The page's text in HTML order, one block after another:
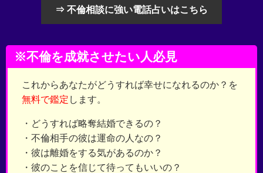
⇒ 不倫相談に強い電話占いはこちら
※不倫を成就させたい人必見
これからあなたがどうすれば幸せになれるのか？を
無料で鑑定 します。
・どうすれば略奪結婚できるの？
・不倫相手の彼は運命の人なの？
・彼は離婚をする気があるのか？
・彼のことを信じて待ってもいいの？